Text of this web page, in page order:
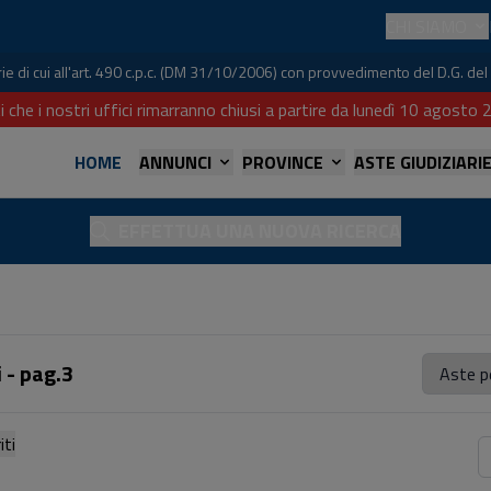
di cui all'art. 490 c.p.c. (DM 31/10/2006) con provvedimento del D.G.
i nostri uffici rimarranno chiusi a partire da lunedì 10
HOME
ANNUNCI PROVINCE ASTE GIUDIZIARIE
pag.3